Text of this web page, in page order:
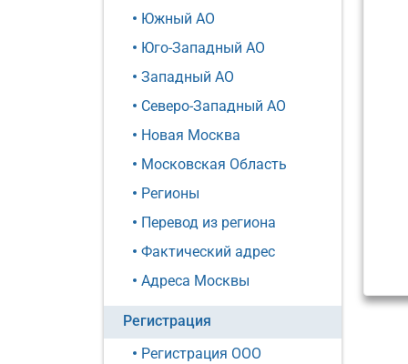
Южный АО
Юго-Западный АО
Западный АО
Северо-Западный АО
Новая Москва
Московская Область
Регионы
Перевод из региона
Фактический адрес
Адреса Москвы
Регистрация
Регистрация ООО